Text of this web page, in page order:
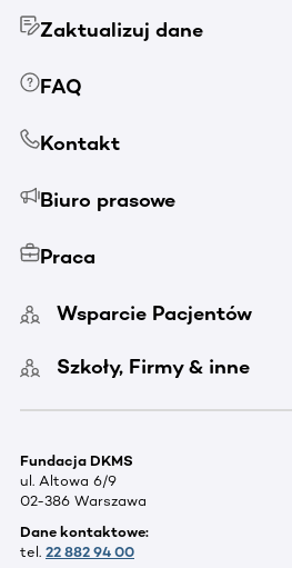
Zaktualizuj dane
FAQ
Kontakt
Biuro prasowe
Praca
Wsparcie Pacjentów
Szkoły, Firmy & inne
Fundacja DKMS
ul. Altowa 6/9
02-386 Warszawa
Dane kontaktowe:
tel. 22 882 94 00